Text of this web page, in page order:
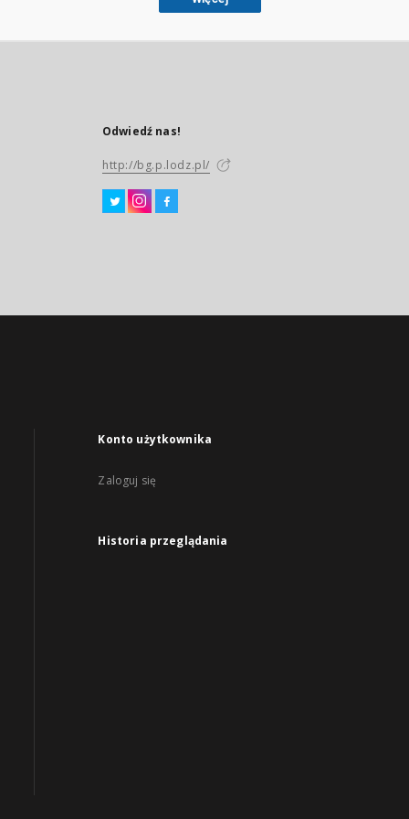
Odwiedź nas!
http://bg.p.lodz.pl/
Konto użytkownika
Zaloguj się
Historia przeglądania